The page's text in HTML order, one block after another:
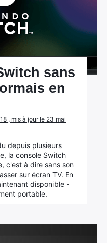
sans
en
, mis à jour le 23 mai
depuis plusieurs
la console Switch
c'est à dire sans son
sur écran TV. En
disponible -
portable.